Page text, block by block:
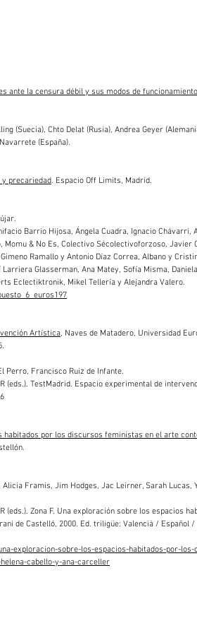
ante la censura débil y sus modos de
(Suecia), Chto Delat (Rusia), Andrea Geyer
(España).
precariedad. Espacio Off Limits, Madrid.
Barrio Hijosa, Ángela Cuadra, Ignacio Chávarri,
Momu & No Es, Colectivo Sécolectivoforzoso,
Ramallo y Antonio Díaz Correa, Albano y
Glasserman, Ana Matey, Sofía Misma,
Eclectiktronik, Mikel Tellería y Alejandra Valero.
Artística, Naves de Matadero, Universidad
Perro, Francisco Ruiz de Infante.
(eds.). TestMadrid. Espacio experimental de
habitados por los discursos feministas en el arte
Framis, Jim Hodges, Jac Leirner, Sarah Lucas,
(eds.). Zona F. Una exploración sobre los espacios
de Castelló, 2000. Ed. triligüe: Valencià / Español /
exploracion-sobre-los-espacios-habitados-por-
cabello-y-ana-carceller